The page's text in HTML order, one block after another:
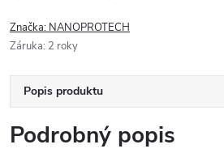
Značka: NANOPROTECH
Záruka: 2 roky
Popis produktu
Podrobný popis